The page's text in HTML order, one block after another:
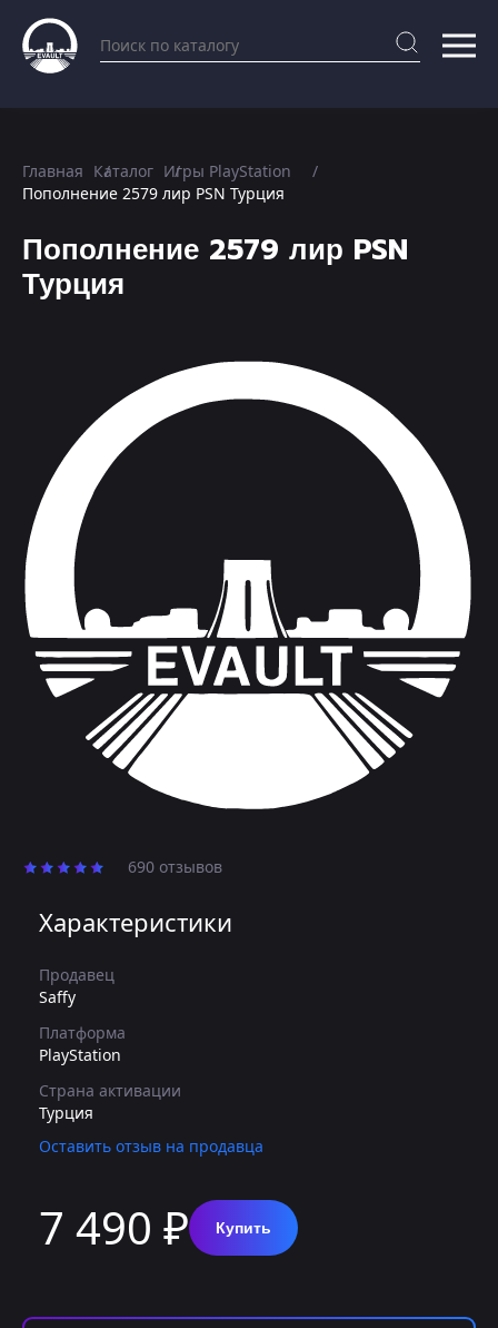
Главная Каталог Игры PlayStation
Пополнение 2579 лир PSN Турция
Пополнение 2579 лир PSN
Турция
690 отзывов
Характеристики
Продавец
Saffy
Платформа
PlayStation
Страна активации
Турция
Оставить отзыв на продавца
7 490 ₽ Купить